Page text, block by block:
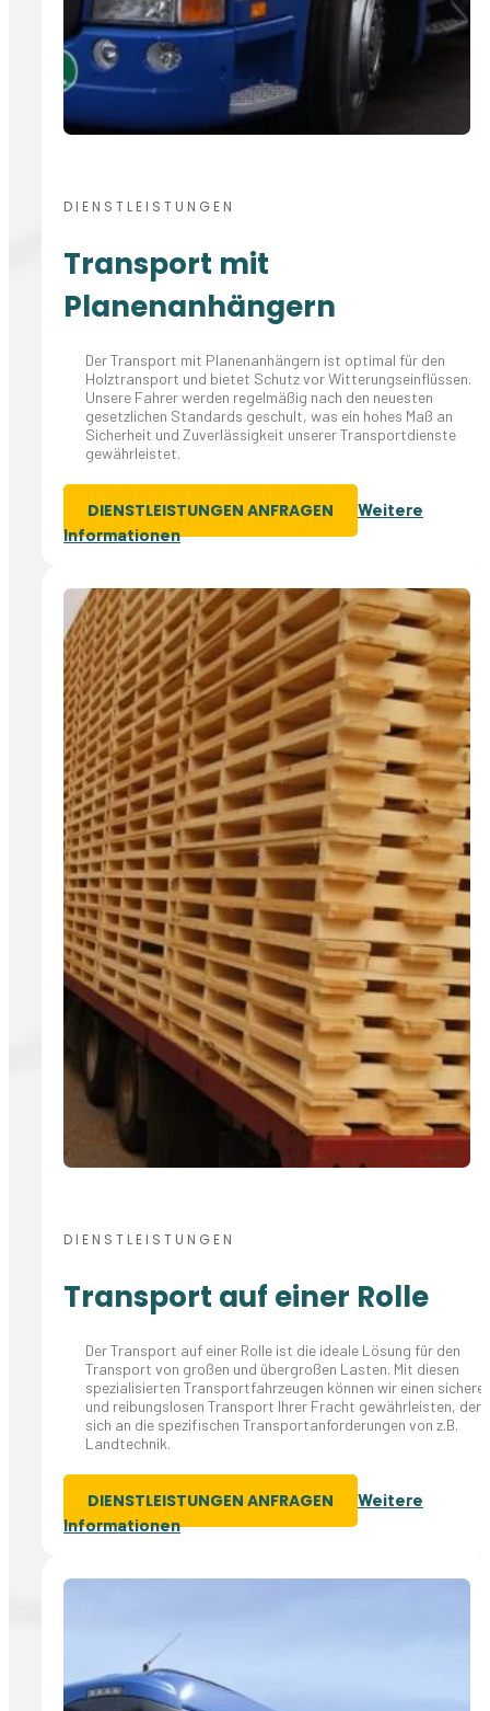
DIENSTLEISTUNGEN
Transport mit
Planenanhängern
Der Transport mit Planenanhängern ist optimal für den
Holztransport und bietet Schutz vor Witterungseinflüssen.
Unsere Fahrer werden regelmäßig nach den neuesten
gesetzlichen Standards geschult, was ein hohes Maß an
Sicherheit und Zuverlässigkeit unserer Transportdienste
gewährleistet.
DIENSTLEISTUNGEN ANFRAGEN
Weitere
Informationen
DIENSTLEISTUNGEN
Transport auf einer Rolle
Der Transport auf einer Rolle ist die ideale Lösung für den
Transport von großen und übergroßen Lasten. Mit diesen
spezialisierten Transportfahrzeugen können wir einen
und reibungslosen Transport Ihrer Fracht gewährleisten, der
sich an die spezifischen Transportanforderungen von z.B.
Landtechnik.
DIENSTLEISTUNGEN ANFRAGEN
Weitere
Informationen